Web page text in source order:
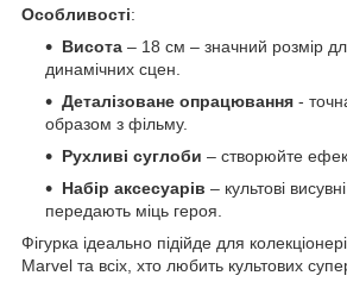
Особливості:
Висота – 18 см – значний розмір
динамічних сцен.
Деталізоване опрацювання -
образом з фільму.
Рухливі суглоби – створюйте
Набір аксесуарів – культові
передають міць героя.
Фігурка ідеально підійде для
Marvel та всіх, хто любить культових